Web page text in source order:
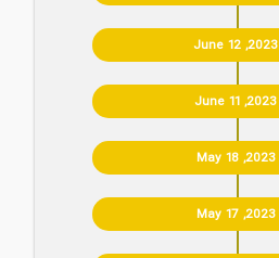
June 12 ,2023
June 11 ,2023
May 18 ,2023
May 17 ,2023